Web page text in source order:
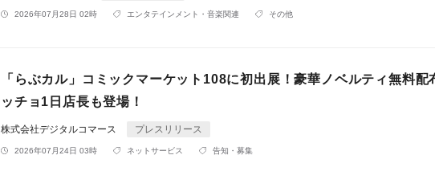
2026年07月28日 02時 エンタテインメント・音楽関連 その他
「らぶカル」コミックマーケット108に初出展！豪華ノベルティ無料配
ッチョ1日店長も登場！
株式会社デジタルコマース プレスリリース
2026年07月24日 03時 ネットサービス 告知・募集